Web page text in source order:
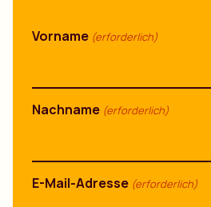
Vorname (erforderlich)
Nachname (erforderlich)
E-Mail-Adresse (erforderlich)